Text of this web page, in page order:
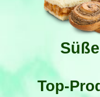
Top-